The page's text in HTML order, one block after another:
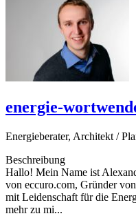
energie-
Energieberater, Architekt /
Beschreibung
Hallo! Mein Name ist
von eccuro.com, Gründer
mit Leidenschaft für die
mehr zu mi...